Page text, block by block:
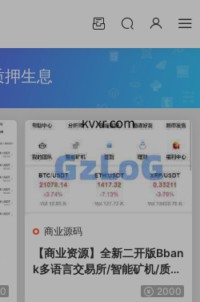
押生息
商业源码
【商业资源】全新二开版Bban
k多语言交易所/智能矿机/质押
2000